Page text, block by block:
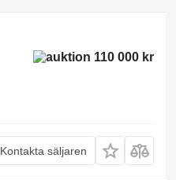
110 000 kr
Kontakta säljaren